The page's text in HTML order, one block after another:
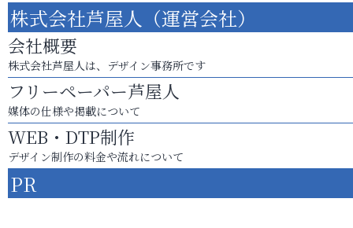
株式会社芦屋人（運営会社）
会社概要
株式会社芦屋人は、デザイン事務所です
フリーペーパー芦屋人
媒体の仕様や掲載について
WEB・DTP制作
デザイン制作の料金や流れについて
PR